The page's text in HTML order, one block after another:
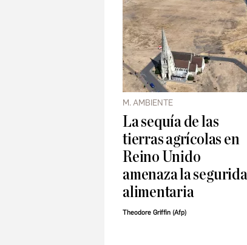
M. AMBIENTE
La sequía de las
tierras agrícolas en
Reino Unido
amenaza la
alimentaria
Theodore Griffin (Afp)